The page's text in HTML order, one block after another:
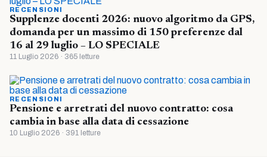
RECENSIONI
Supplenze docenti 2026: nuovo algoritmo da GPS,
domanda per un massimo di 150 preferenze dal
16 al 29 luglio – LO SPECIALE
11 Luglio 2026 · 365 letture
RECENSIONI
Pensione e arretrati del nuovo contratto: cosa
cambia in base alla data di cessazione
10 Luglio 2026 · 391 letture